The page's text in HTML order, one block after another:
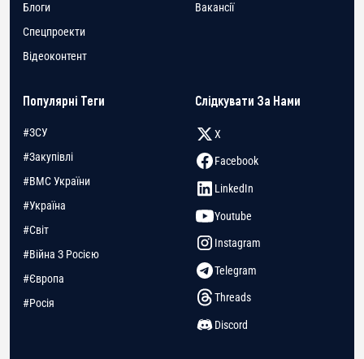
Блоги
Спецпроекти
Відеоконтент
Вакансії
Популярні Теги
#ЗСУ
#Закупівлі
#ВМС України
#Україна
#Світ
#Війна З Росією
#Європа
#Росія
Слідкувати За Нами
X
Facebook
LinkedIn
Youtube
Instagram
Telegram
Threads
Discord